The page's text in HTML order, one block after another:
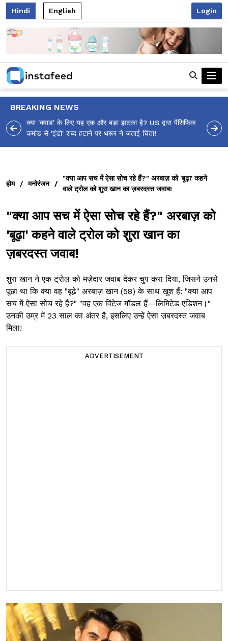
Hindi English Login
BREAKING NEWS
आलिया भट्ट का मज़ेदार 'शर्वरी कहाँ है?' पोस्ट, 'अल्फा' टीज़र पर
उठे सवालों का मज़ाकिया जवाब!
होम / मनोरंजन /
"क्या आप सच में ऐसा सोच रहे हैं?" अरबाज़ को 'बूढ़ा' कहने
वाले ट्रोल को शुरा खान का ज़बरदस्त जवाब!
"क्या आप सच में ऐसा सोच रहे हैं?" अरबाज़ को
'बूढ़ा' कहने वाले ट्रोल को शुरा खान का
ज़बरदस्त जवाब!
शुरा खान ने एक ट्रोल को मज़ेदार जवाब देकर चुप करा दिया, जिसने उनसे
पूछा था कि क्या वह "बूढ़े" अरबाज़ खान (58) के साथ खुश हैं: "क्या आप
सच में ऐसा सोच रहे हैं?" "वह एक विंटेज मॉडल हैं—लिमिटेड एडिशन।"
उनकी उम्र में 23 साल का अंतर है, इसलिए उन्हें ऐसा ज़बरदस्त जवाब
मिला!
ADVERTISEMENT